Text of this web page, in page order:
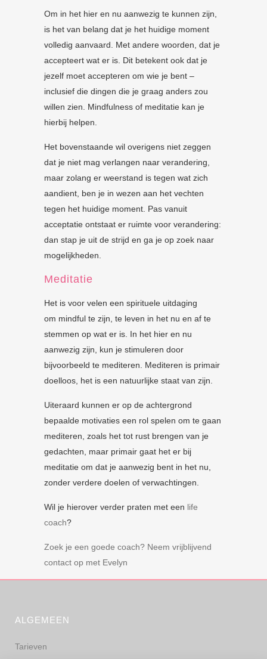
Om in het hier en nu aanwezig te kunnen zijn,
is het van belang dat je het huidige moment
volledig aanvaard. Met andere woorden, dat je
accepteert wat er is. Dit betekent ook dat je
jezelf moet accepteren om wie je bent –
inclusief die dingen die je graag anders zou
willen zien. Mindfulness of meditatie kan je
hierbij helpen.
Het bovenstaande wil overigens niet zeggen
dat je niet mag verlangen naar verandering,
maar zolang er weerstand is tegen wat zich
aandient, ben je in wezen aan het vechten
tegen het huidige moment. Pas vanuit
acceptatie ontstaat er ruimte voor verandering:
dan stap je uit de strijd en ga je op zoek naar
mogelijkheden.
Meditatie
Het is voor velen een spirituele uitdaging
om mindful te zijn, te leven in het nu en af te
stemmen op wat er is. In het hier en nu
aanwezig zijn, kun je stimuleren door
bijvoorbeeld te mediteren. Mediteren is primair
doelloos, het is een natuurlijke staat van zijn.
Uiteraard kunnen er op de achtergrond
bepaalde motivaties een rol spelen om te gaan
mediteren, zoals het tot rust brengen van je
gedachten, maar primair gaat het er bij
meditatie om dat je aanwezig bent in het nu,
zonder verdere doelen of verwachtingen.
Wil je hierover verder praten met een life
coach?
Zoek je een goede coach? Neem vrijblijvend
contact op met Evelyn
ALGEMEEN
Tarieven